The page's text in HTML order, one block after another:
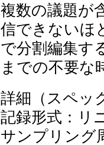
複数の議題が
信できないほ
で分割編集す
までの不要な
詳細（スペッ
記録形式：リ
サンプリング